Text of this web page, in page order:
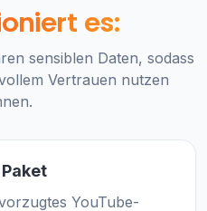
es:
sensiblen Daten, sodass
Vertrauen nutzen
YouTube-